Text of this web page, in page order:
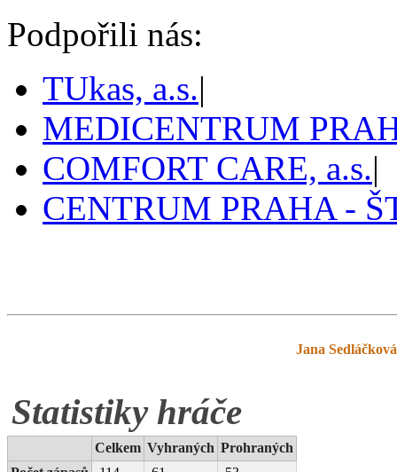
Podpořili nás:
TUkas, a.s.|
MEDICENTRUM
COMFORT CARE, a.s.|
CENTRUM PRAHA -
Jana Sedláčková
Statistiky hráče
Celkem Vyhraných Prohraných